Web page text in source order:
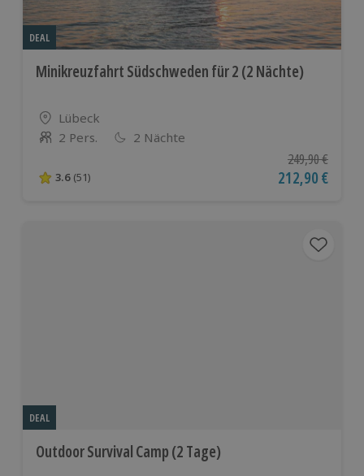
DEAL
Minikreuzfahrt Südschweden für 2 (2 Nächte)
Standort
Lübeck
Anzahl der Teilnehmer
2 Pers. 2 Nächte
3.6 von 5 Sternen basierend auf 51 Bewertungen
3.6 (51)
Ursprünglicher
249,90 €
Aktueller Preis
212,90 €
DEAL
Outdoor Survival Camp (2 Tage)